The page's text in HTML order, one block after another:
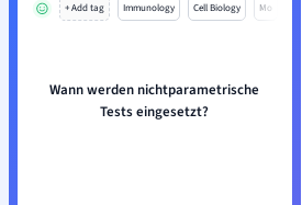
+ Add tag Immunology Cell Biology Mo
Wann werden nichtparametrische
Tests eingesetzt?